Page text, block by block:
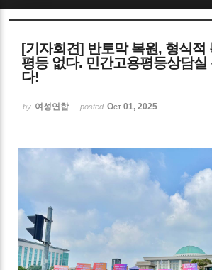
[기자회견] 반토막 복원, 형식적
평등 없다. 민간고용평등상담실
다!
by 여성연합 posted Oct 01, 2025
Sketchbook5, 스케
Sketchbook5, 스케